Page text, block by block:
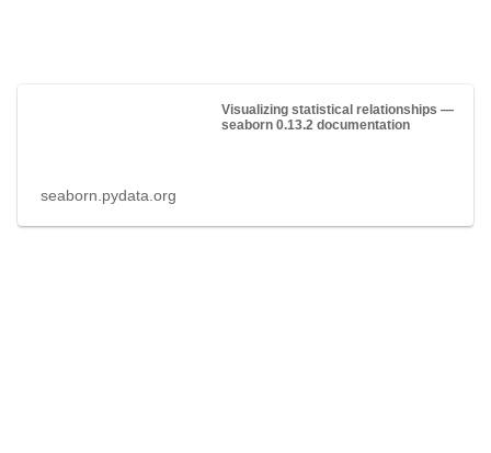
Visualizing statistical relationships —
seaborn 0.13.2 documentation
seaborn.pydata.org